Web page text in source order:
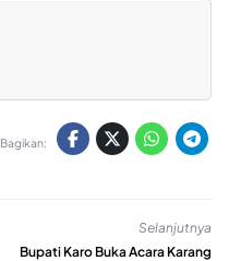
Bagikan:
Selanjutnya
Bupati Karo Buka Acara Karang